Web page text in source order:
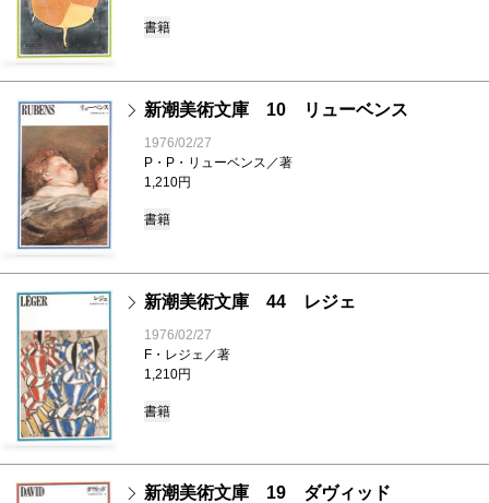
書籍
新潮美術文庫 10 リューベンス
1976/02/27
P・P・リューベンス／著
1,210円
書籍
新潮美術文庫 44 レジェ
1976/02/27
F・レジェ／著
1,210円
書籍
新潮美術文庫 19 ダヴィッド